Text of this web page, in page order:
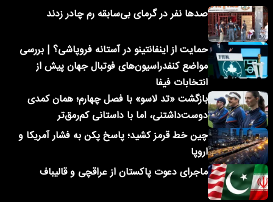
صدها نفر در گرمای بی‌سابقه رم چادر زدند
حمایت از اینفانتینو در آستانه فروپاشی؟ | بررسی
مواضع کنفدراسیون‌های فوتبال جهان پیش از
انتخابات فیفا
بازگشت «تد لاسو» با فصل چهارم؛ همان کمدی
دوست‌داشتنی، اما با داستانی کم‌رمق‌تر
چین خط قرمز کشید؛ پاسخ پکن به فشار آمریکا و
اروپا
ماجرای دعوت پاکستان از عراقچی و قالیباف